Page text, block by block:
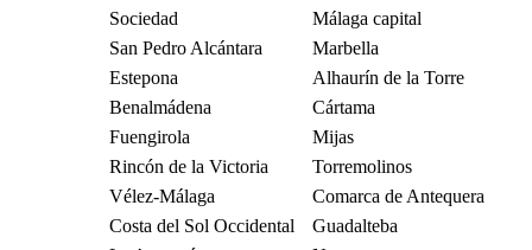
Sociedad
Málaga capital
San Pedro Alcántara
Marbella
Estepona
Alhaurín de la Torre
Benalmádena
Cártama
Fuengirola
Mijas
Rincón de la Victoria
Torremolinos
Vélez-Málaga
Comarca de Antequera
Costa del Sol Occidental
Guadalteba